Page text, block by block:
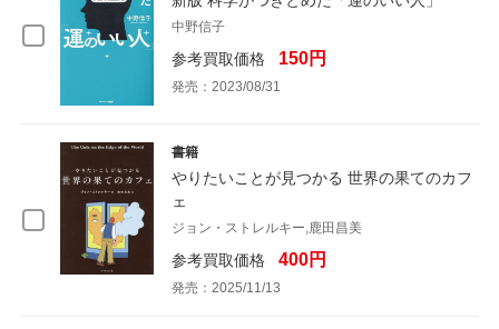
中野信子
参考買取価格 150円
発売：2023/08/31
書籍
やりたいことが見つかる 世界の果てのカフ
ェ
ジョン・ストレルキー,鹿田昌美
参考買取価格 400円
発売：2025/11/13